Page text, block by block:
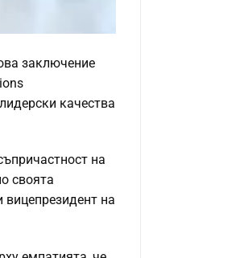
заключение
качества
на
своята
на